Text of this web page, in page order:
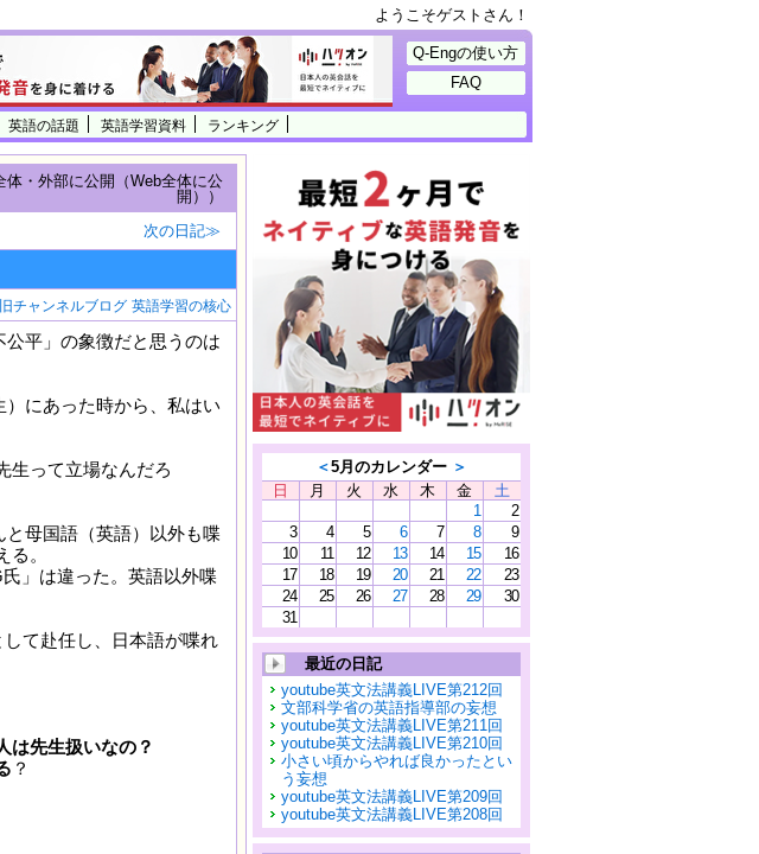
ようこそゲストさん！
英語の話題 英語学習資料 ランキング
Q-Engの使い方
FAQ
体・外部に公開（Web全体に公
開））
次の日記≫
旧チャンネルブログ 英語学習の核心
平」の象徴だと思うのは
にあった時から、私はい
生って立場なんだろ
母国語（英語）以外も喋
。
」は違った。英語以外喋
して赴任し、日本語が喋れ
は先生扱いなの？
？
＜5月のカレンダー ＞
日
月 火 水 木 金
土
1
2
3
4 5 6 7 8
9
10
11 12 13 14 15
16
17
18 19 20 21 22
23
24
25 26 27 28 29
30
31
最近の日記
youtube英文法講義LIVE第212回
文部科学省の英語指導部の妄想
youtube英文法講義LIVE第211回
youtube英文法講義LIVE第210回
小さい頃からやれば良かったとい
う妄想
youtube英文法講義LIVE第209回
youtube英文法講義LIVE第208回